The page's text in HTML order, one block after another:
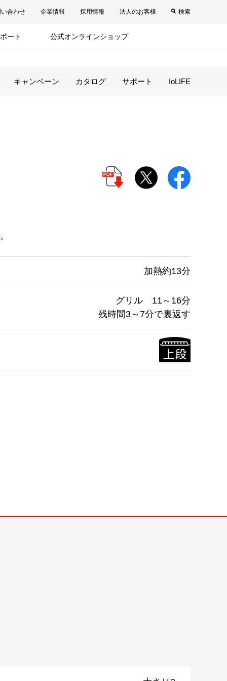
合わせ 企業情報 採用情報 法人のお客様 検索
ート 公式オンラインショップ
キャンペーン カタログ サポート IoLIFE
加熱約13分
グリル 11～16分
残時間3～7分で裏返す